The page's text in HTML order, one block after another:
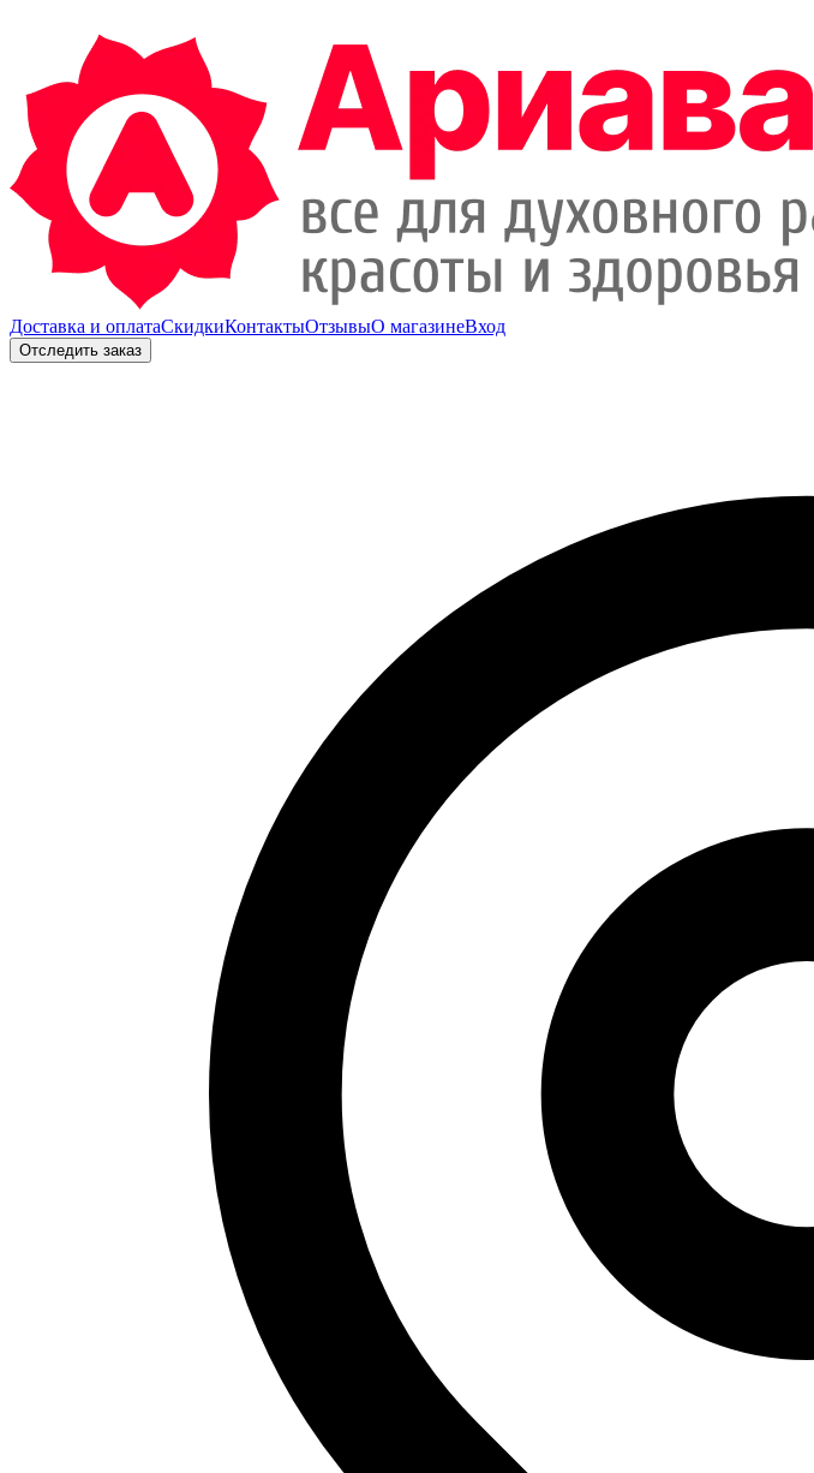
Доставка и оплатаСкидкиКонтактыОтзывыО магазинеВход
Отследить заказ